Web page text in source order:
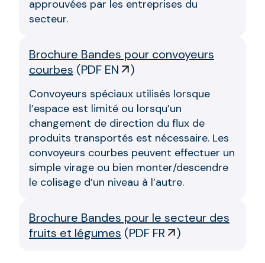
approuvées par les entreprises du
secteur.
Brochure Bandes pour convoyeurs
courbes (PDF EN )
Convoyeurs spéciaux utilisés lorsque
l’espace est limité ou lorsqu’un
changement de direction du flux de
produits transportés est nécessaire. Les
convoyeurs courbes peuvent effectuer un
simple virage ou bien monter/descendre
le colisage d’un niveau à l’autre.
Brochure Bandes pour le secteur des
fruits et légumes (PDF FR )